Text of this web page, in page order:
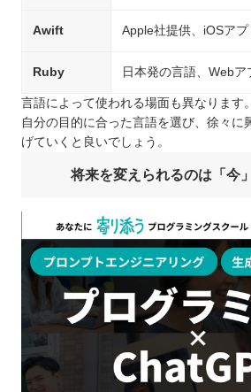
Awift Apple社提供、iOSア
Ruby 日本発の言語、Web
言語によって使われる場面も異なります。
自分の目的に合った言語を選び、徐々に
げていくと良いでしょう。
将来を変えられるのは「今